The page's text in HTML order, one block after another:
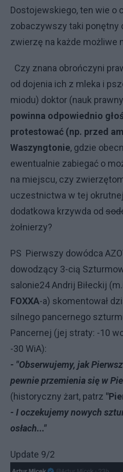
Dostojewskiego, ten wie o
zobaczywszy taki ponętny
zwierzę na każde możliwe
Czy znana obrończyni
od dojenia ich z mleka i
miodu) doktor (nauk
powinna odpowiednio
protestować (np. przed
Waszyngtonie, gdzie
ewentualnie zabiegać o
na miejscu, czy
uczestnictwa w tej
dodatkowa krzywda od
żołnierzy?
PS Pierwszy dowódca
dowodzący 3-cią
salonie24 Andrij Biłeckij
FOXXA-a) skomentował
silnego pancernego
Pancernej (jej straty: -10
-30 WiA):
- "Obserwujemy, jak
pewnie przemienia się w
(historyczny żart, patrz
- I oczekujemy nowych
osłach..."
Update 9/2